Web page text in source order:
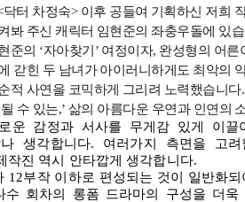
닥터 차정숙> 이후 공들여 기획하신 저희
봐 주신 캐릭터 임현준의 좌충우돌에 있
준의 ‘자아찾기 ’ 여정이자, 완성형의 어른
갇힌 두 남녀가 아이러니하게도 최악의
적 사연을 코믹하게 그리려 노력했습니다
수 있는,’ 삶의 아름다운 우연과 인연의
운 감정과 서사를 무게감 있게 이끌
생각합니다. 여러가지 측면을 고
작진 역시 안타깝게 생각합니다.
12부작 이하로 편성되는 것이 일반화되
수 회차의 롱폼 드라마의 구성을 더